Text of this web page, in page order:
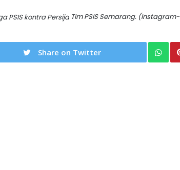
Tim PSIS Semarang. (Instagram-
Share on Twitter